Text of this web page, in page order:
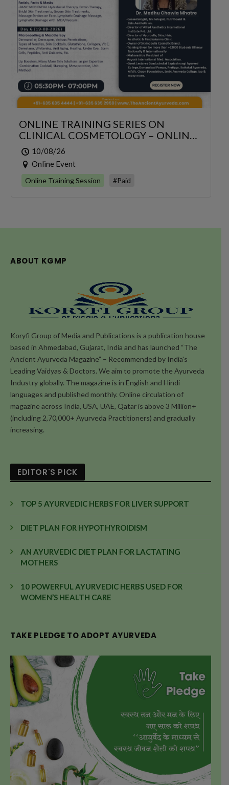
ONLINE TRAINING SERIES ON
CLINICAL COSMETOLOGY – ONLINE
SERIES FOR 6 DAYS
10/08/26
Online Event
Online Training Session #Paid
ABOUT KGMP
Koryfi Group of Media and Publications is a publication house
based in Ahmedabad, Gujarat, India and has launched “The
Ancient Ayurveda Magazine” – Recommended by India's
Leading Vaidyas & Doctors. We aim to promote the Ayurveda
Industry globally. The magazine is in English and Hindi
languages and published monthly. Online circulation of
magazine across India, USA, UAE, Qatar is above 3 Million+
(including 2,70,000+ Ayurveda Practitioners) and gradually
increasing.
EDITOR'S PICK
TOP 5 AYURVEDIC HERBS FOR LIVER SUPPORT
DIET PLAN FOR HYPOTHYROIDISM
AN AYURVEDIC DIET PLAN FOR LACTATING
MOTHERS
10 POWERFUL AYURVEDIC HERBS USED FOR
WOMEN’S HEALTH CARE
TAKE PLEDGE TO ADOPT AYURVEDA